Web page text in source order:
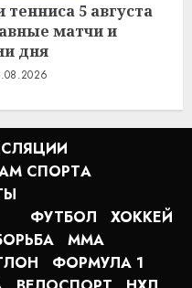
тенниса 5 августа
матчи и
дня
СПОРТA
ФУТБОЛ
ХОККЕЙ
MMA
ФОРМУЛА 1